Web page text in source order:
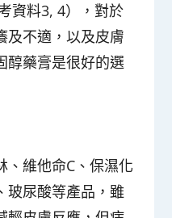
資料3, 4），對於
及不適，以及皮膚
醇藥膏是很好的選
、維他命C、保濕化
玻尿酸等產品，雖